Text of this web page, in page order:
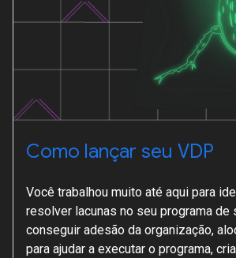
Como lançar seu VDP
Você trabalhou muito até aqui para
resolver lacunas no seu programa de
conseguir adesão da organização,
para ajudar a executar o programa,